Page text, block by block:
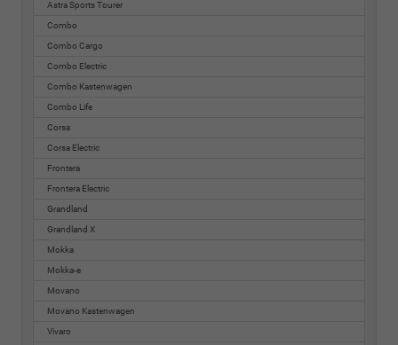
Astra Sports Tourer
Combo
Combo Cargo
Combo Electric
Combo Kastenwagen
Combo Life
Corsa
Corsa Electric
Frontera
Frontera Electric
Grandland
Grandland X
Mokka
Mokka-e
Movano
Movano Kastenwagen
Vivaro